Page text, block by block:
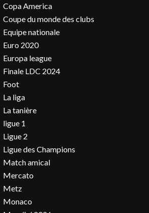
Copa America
Coupe du monde des clubs
Equipe nationale
Euro 2020
Europa league
Finale LDC 2024
Foot
La liga
La tanière
ligue 1
Ligue 2
Ligue des Champions
Match amical
Mercato
Metz
Monaco